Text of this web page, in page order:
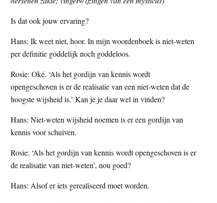
Is dat ook jouw ervaring?
Hans: Ik weet niet, hoor. In mijn woordenboek is niet-weten
per definitie goddelijk noch goddeloos.
Rosie: Oké. ‘Als het gordijn van kennis wordt
opengeschoven is er de realisatie van een niet-weten dat de
hoogste wijsheid is.’ Kan je je daar wel in vinden?
Hans: Niet-weten wijsheid noemen is er een gordijn van
kennis voor schuiven.
Rosie: ‘Als het gordijn van kennis wordt opengeschoven is er
de realisatie van niet-weten’, nou goed?
Hans: Alsof er iets gerealiseerd moet worden.